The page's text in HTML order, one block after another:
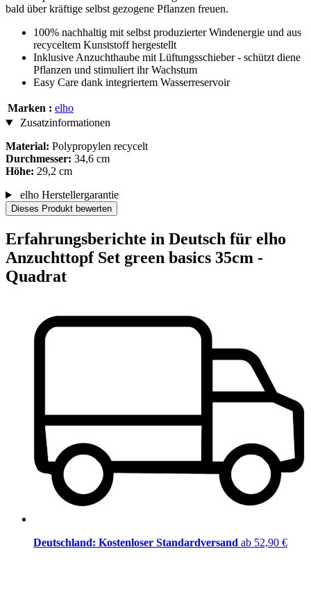
bald über kräftige selbst gezogene Pflanzen freuen.
100% nachhaltig mit selbst produzierter Windenergie und aus
recyceltem Kunststoff hergestellt
Inklusive Anzuchthaube mit Lüftungsschieber - schützt diene
Pflanzen und stimuliert ihr Wachstum
Easy Care dank integriertem Wasserreservoir
Marken : elho
Zusatzinformationen
Material: Polypropylen recycelt
Durchmesser: 34,6 cm
Höhe: 29,2 cm
elho Herstellergarantie
Dieses Produkt bewerten
Erfahrungsberichte in Deutsch für elho
Anzuchttopf Set green basics 35cm -
Quadrat
Deutschland: Kostenloser Standardversand ab 52,90 €